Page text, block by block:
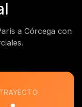
a Córcega con